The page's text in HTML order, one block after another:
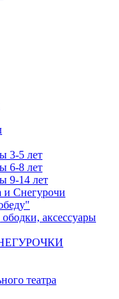
3-5 лет
6-8 лет
9-14 лет
и Снегурочи
аксессуары
театра